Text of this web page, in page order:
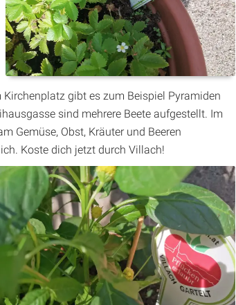
gibt es zum Beispiel Pyramiden
sind mehrere Beete aufgestellt. Im
Gemüse, Obst, Kräuter und Beeren
Koste dich jetzt durch Villach!